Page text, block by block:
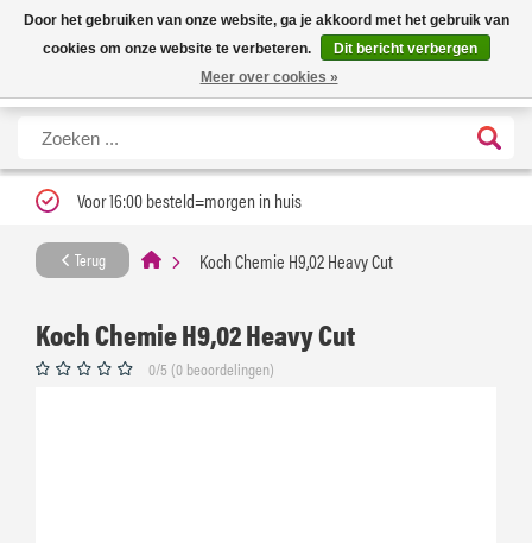
Nieuwe levertijd: 1 tot 3 werkdagen | Nu 25% korting op gehele assortiment
Carfume met kortingscode ''verfrissend''
X
Voor 16:00 besteld=morgen in huis
Terug Koch Chemie H9,02 Heavy Cut
Koch Chemie H9,02 Heavy Cut
0/5 (0 beoordelingen)
Door het gebruiken van onze website, ga je akkoord met het gebruik van
cookies om onze website te verbeteren.
Dit bericht verbergen
Meer over cookies »